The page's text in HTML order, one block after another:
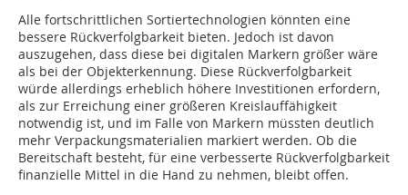
Alle fortschrittlichen Sortiertechnologien könnten eine
bessere Rückverfolgbarkeit bieten. Jedoch ist davon
auszugehen, dass diese bei digitalen Markern größer wäre
als bei der Objekterkennung. Diese Rückverfolgbarkeit
würde allerdings erheblich höhere Investitionen erfordern,
als zur Erreichung einer größeren Kreislauffähigkeit
notwendig ist, und im Falle von Markern müssten deutlich
mehr Verpackungsmaterialien markiert werden. Ob die
Bereitschaft besteht, für eine verbesserte Rückverfolgbarkeit
finanzielle Mittel in die Hand zu nehmen, bleibt offen.